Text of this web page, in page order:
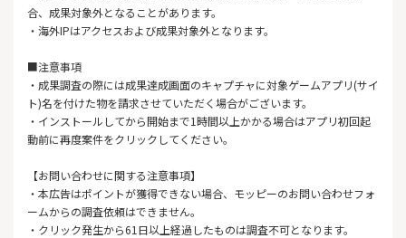
合、成果対象外となることがあります。
・海外IPはアクセスおよび成果対象外となります。
■注意事項
・成果調査の際には成果達成画面のキャプチャに対象ゲームアプリ(サイ
ト)名を付けた物を請求させていただく場合がございます。
・インストールしてから開始まで1時間以上かかる場合はアプリ初回起
動前に再度案件をクリックしてください。
【お問い合わせに関する注意事項】
・本広告はポイントが獲得できない場合、モッピーのお問い合わせフォ
ームからの調査依頼はできません。
・クリック発生から61日以上経過したものは調査不可となります。